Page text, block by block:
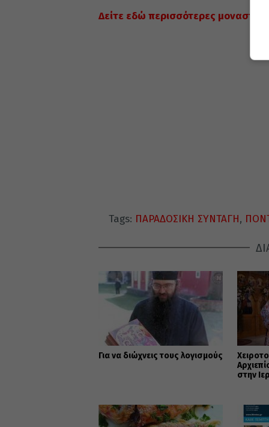
Δείτε εδώ περισσότερες
Tags: ΠΑΡΑΔΟΣΙΚΗ ΣΥΝΤΑΓΗ,
Για να διώχνεις τους λογισμούς
στην